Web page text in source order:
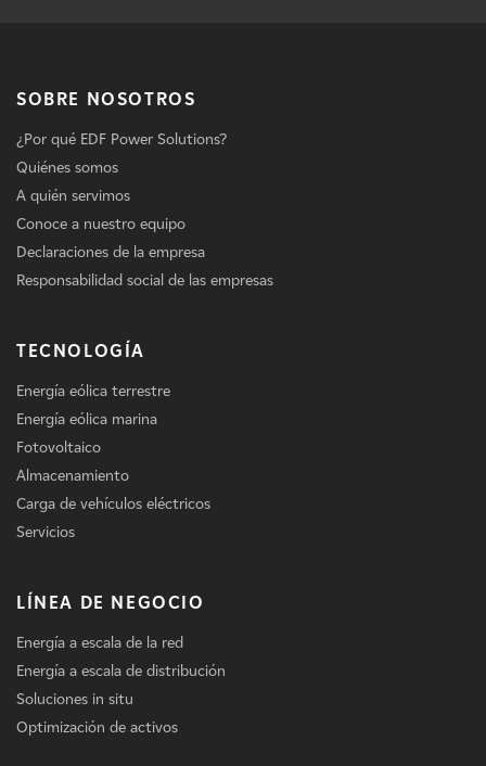
SOBRE NOSOTROS
¿Por qué EDF Power Solutions?
Quiénes somos
A quién servimos
Conoce a nuestro equipo
Declaraciones de la empresa
Responsabilidad social de las empresas
TECNOLOGÍA
Energía eólica terrestre
Energía eólica marina
Fotovoltaico
Almacenamiento
Carga de vehículos eléctricos
Servicios
LÍNEA DE NEGOCIO
Energía a escala de la red
Energía a escala de distribución
Soluciones in situ
Optimización de activos